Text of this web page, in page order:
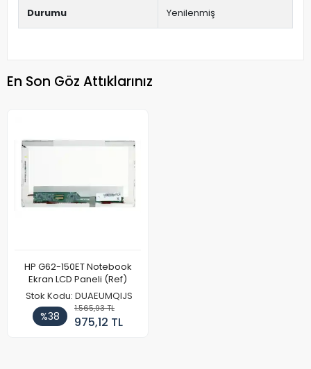
Durumu Yenilenmiş
En Son Göz Attıklarınız
HP G62-150ET Notebook
Ekran LCD Paneli (Ref)
Stok Kodu: DUAEUMQIJS
%38
1.565,93 TL
975,12 TL